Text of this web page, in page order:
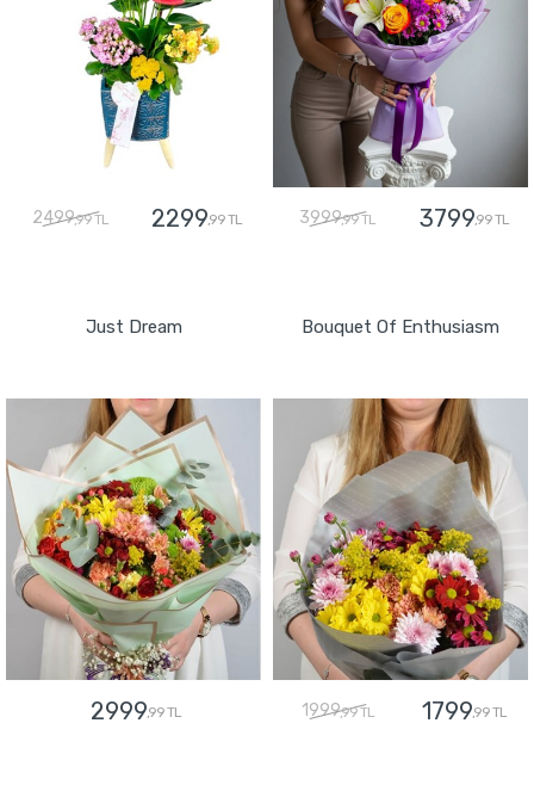
2499,99 TL 2299,99 TL 3999,99 TL 3799,99 TL
Just Dream
2999,99 TL
Bouquet Of Enthusiasm
1999,99 TL 1799,99 TL